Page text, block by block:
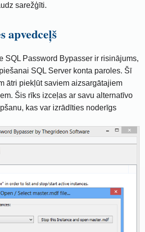
sarežģīti.
apvedceļš
SQL Password Bypasser ir risinājums,
SQL Server konta paroles. Šī
ātri piekļūt saviem aizsargātajiem
Šis rīks izceļas ar savu alternatīvo
kas var izrādīties noderīgs